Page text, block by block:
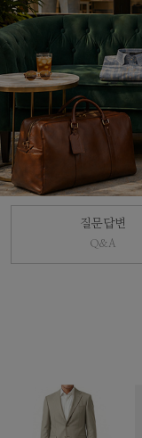
질문답변
Q&A